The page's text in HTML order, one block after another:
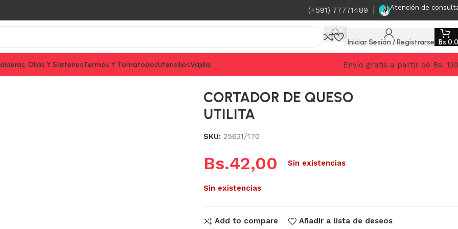
(+591) 77771489 Atención de
Iniciar Sesión / Registrarse Bs.
Ollas Y SartenesTermos Y TomatodosUtensiliosVajilla
Envío gratis a partir de Bs.
CORTADOR DE QUESO
UTILITA
SKU: 25631/170
Bs.42,00 Sin existencias
Sin existencias
Add to compare Añadir a lista de deseos